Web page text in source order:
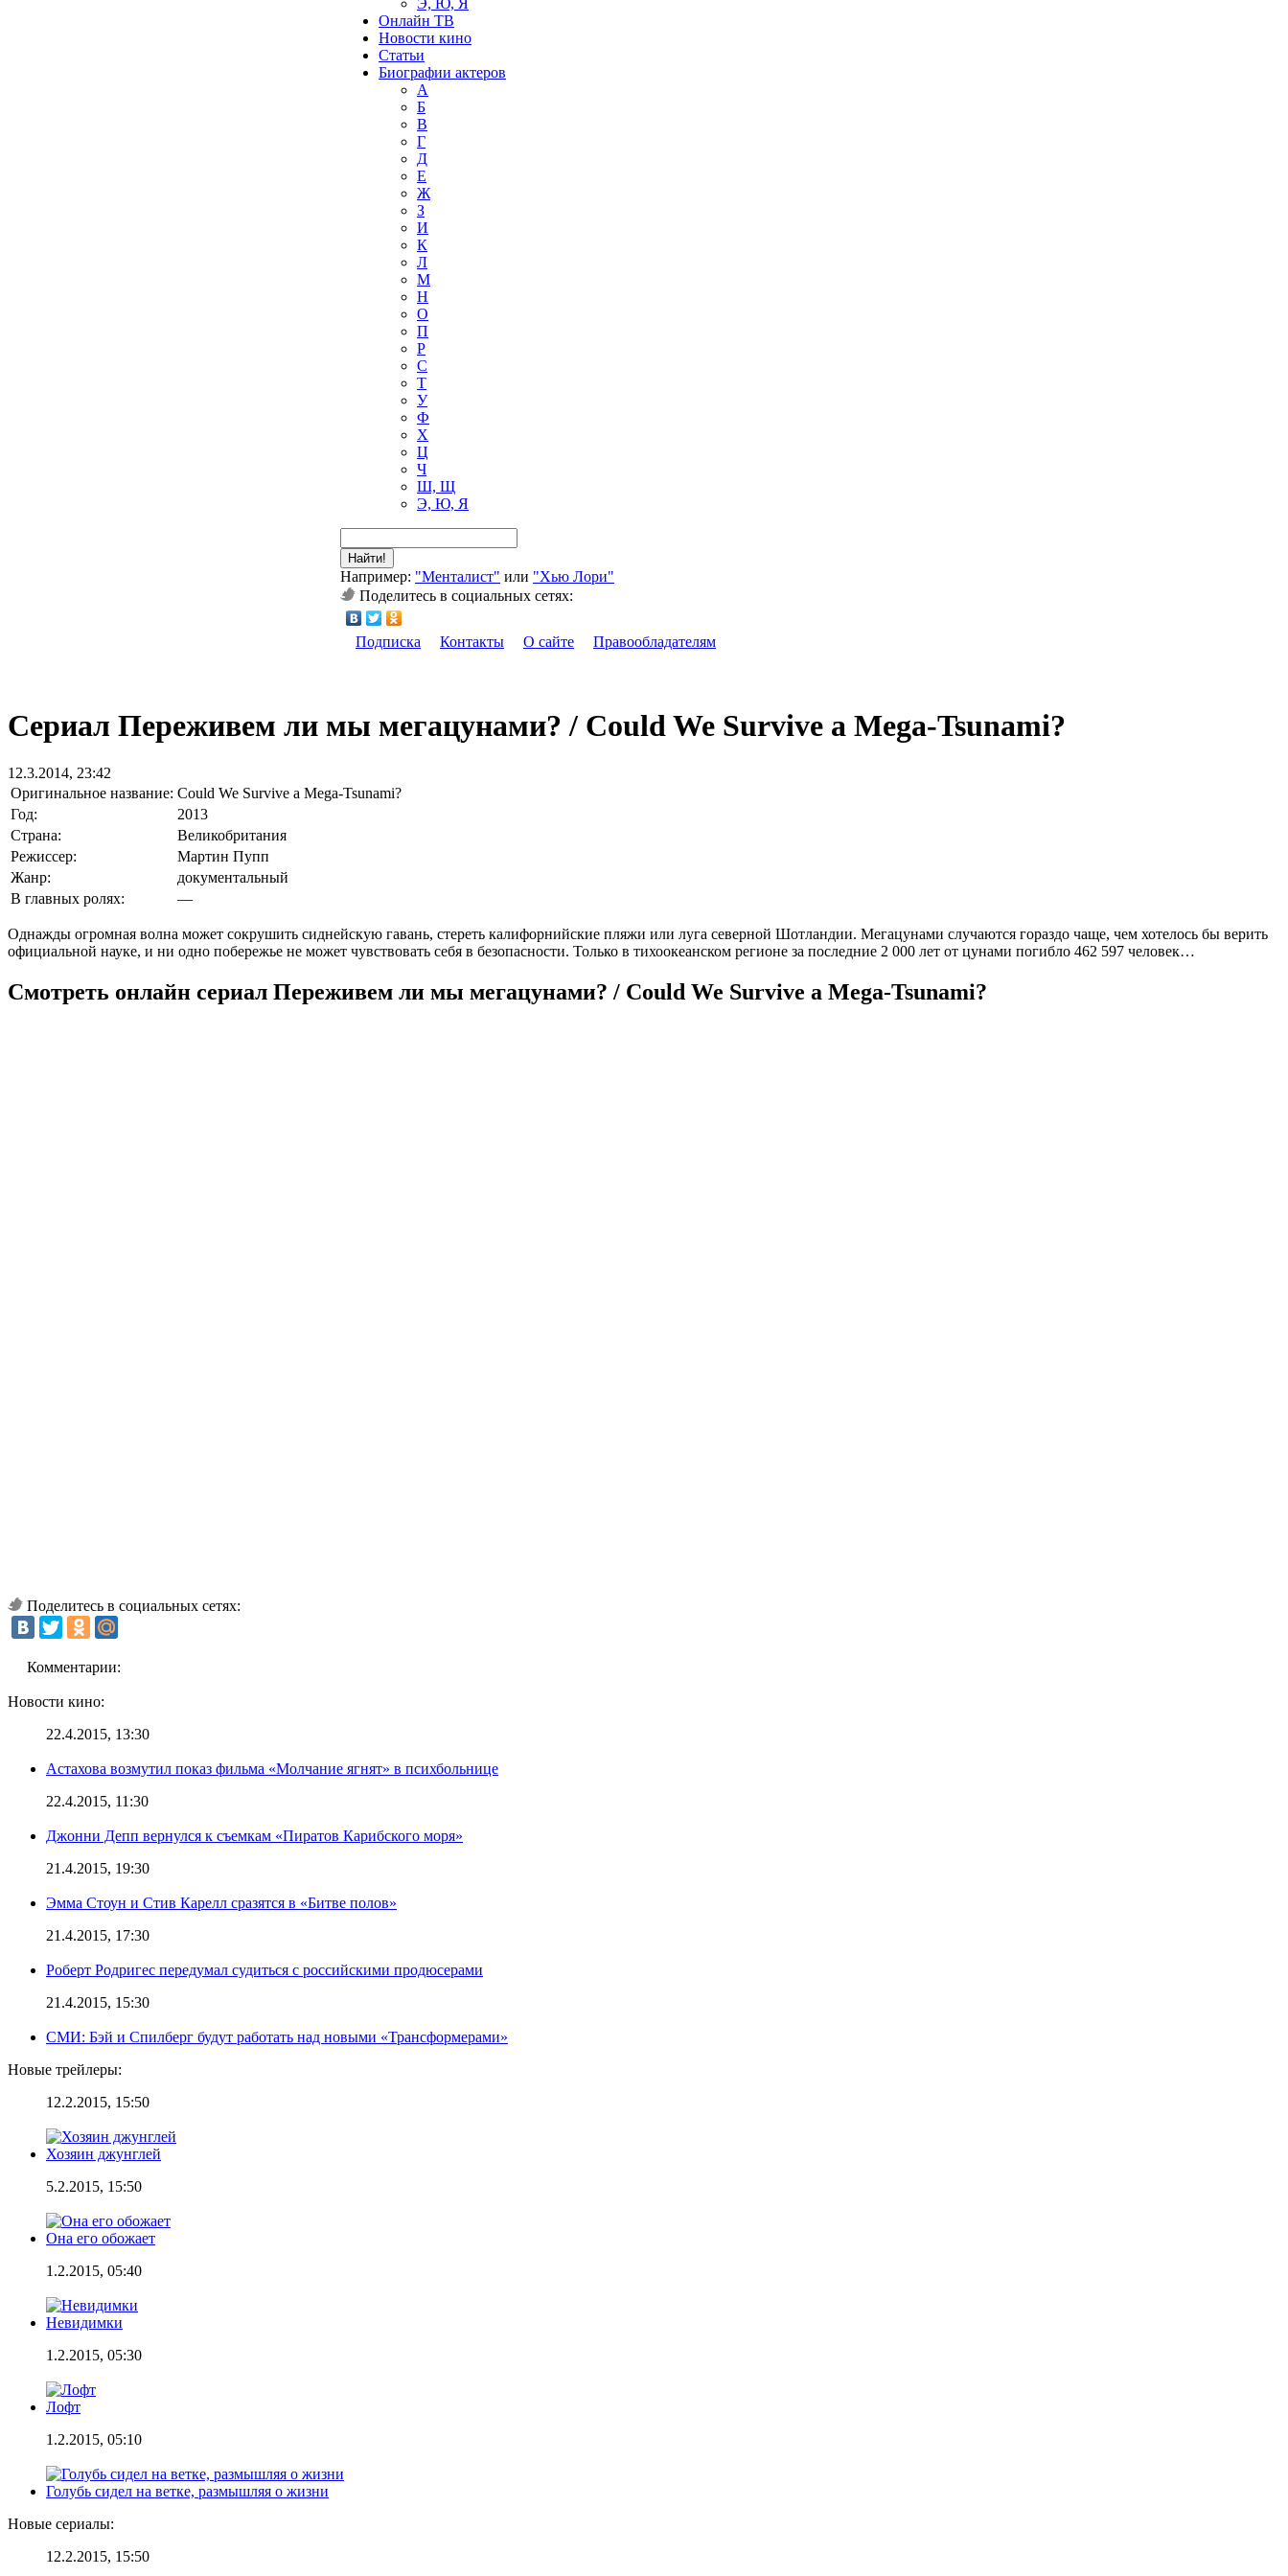
Э, Ю, Я
Онлайн ТВ
Новости кино
Статьи
Биографии актеров
А
Б
В
Г
Д
Е
Ж
З
И
К
Л
М
Н
О
П
Р
С
Т
У
Ф
Х
Ц
Ч
Ш, Щ
Э, Ю, Я
Найти!
Например: "Менталист" или "Хью Лори"
Поделитесь в социальных сетях:
Подписка Контакты О сайте Правообладателям
Сериал Переживем ли мы мегацунами? / Could We Survive a Mega-Tsunami?
12.3.2014, 23:42
Оригинальное название: Could We Survive a Mega-Tsunami?
Год:
2013
Страна:
Великобритания
Режиссер:
Мартин Пупп
Жанр:
документальный
В главных ролях:
—
Однажды огромная волна может сокрушить сиднейскую гавань, стереть калифорнийские пляжи или луга северной Шотландии. Мегацунами случаются гораздо чаще, чем хотелось бы верить
официальной науке, и ни одно побережье не может чувствовать себя в безопасности. Только в тихоокеанском регионе за последние 2 000 лет от цунами погибло 462 597 человек…
Смотреть онлайн сериал Переживем ли мы мегацунами? / Could We Survive a Mega-Tsunami?
Поделитесь в социальных сетях:
Комментарии:
Новости кино:
22.4.2015, 13:30
Астахова возмутил показ фильма «Молчание ягнят» в психбольнице
22.4.2015, 11:30
Джонни Депп вернулся к съемкам «Пиратов Карибского моря»
21.4.2015, 19:30
Эмма Стоун и Стив Карелл сразятся в «Битве полов»
21.4.2015, 17:30
Роберт Родригес передумал судиться с российскими продюсерами
21.4.2015, 15:30
СМИ: Бэй и Спилберг будут работать над новыми «Трансформерами»
Новые трейлеры:
12.2.2015, 15:50
Хозяин джунглей
5.2.2015, 15:50
Она его обожает
1.2.2015, 05:40
Невидимки
1.2.2015, 05:30
Лофт
1.2.2015, 05:10
Голубь сидел на ветке, размышляя о жизни
Новые сериалы:
12.2.2015, 15:50